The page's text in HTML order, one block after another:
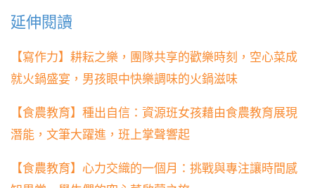
延伸閱讀
【寫作力】耕耘之樂，團隊共享的歡樂時刻，空心菜成
就火鍋盛宴，男孩眼中快樂調味的火鍋滋味
【食農教育】種出自信：資源班女孩藉由食農教育展現
潛能，文筆大躍進，班上掌聲響起
【食農教育】心力交織的一個月：挑戰與專注讓時間感